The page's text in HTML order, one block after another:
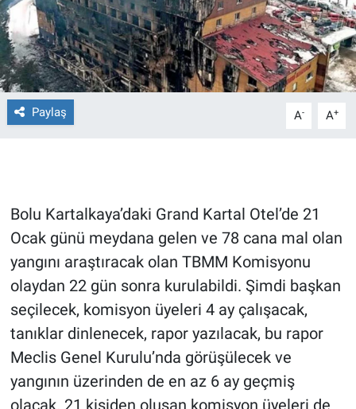
Paylaş A- A+
Bolu Kartalkaya’daki Grand Kartal Otel’de 21
Ocak günü meydana gelen ve 78 cana mal olan
yangını araştıracak olan TBMM Komisyonu
olaydan 22 gün sonra kurulabildi. Şimdi başkan
seçilecek, komisyon üyeleri 4 ay çalışacak,
tanıklar dinlenecek, rapor yazılacak, bu rapor
Meclis Genel Kurulu’nda görüşülecek ve
yangının üzerinden de en az 6 ay geçmiş
olacak. 21 kişiden oluşan komisyon üyeleri de
Forum
Gerçeğin İzinde
Gün Başlıyor
Gündem Özel
Günün görüntüsü
Haber
İlan
Kimdir